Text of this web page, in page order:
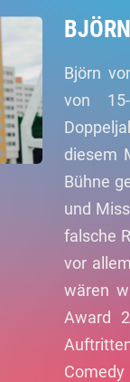
Björn
von
diesem
Bühne
und
falsche
vor
wären
Award